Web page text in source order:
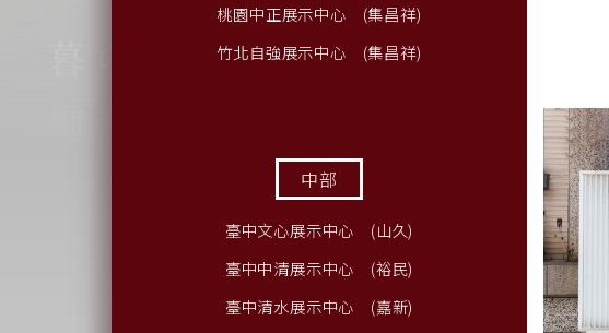
桃園中正展示中心 (集昌祥)
竹北自強展示中心 (集昌祥)
中部
臺中文心展示中心 (山久)
臺中中清展示中心 (裕民)
臺中清水展示中心 (嘉新)